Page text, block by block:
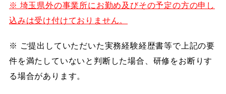
※ 埼玉県外の事業所にお勤め及びその予定の方の申し
込みは受け付けておりません。
※ ご提出していただいた実務経験経歴書等で上記の要
件を満たしていないと判断した場合、研修をお断りす
る場合があります。